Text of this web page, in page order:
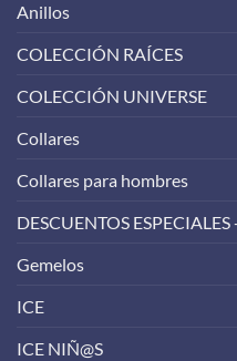
Anillos
COLECCIÓN RAÍCES
COLECCIÓN UNIVERSE
Collares
Collares para hombres
DESCUENTOS ESPECIALES
Gemelos
ICE
ICE NIÑ@S